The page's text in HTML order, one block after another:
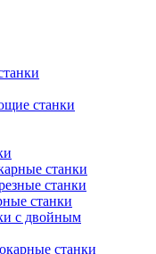
станки
станки
станки
станки
с двойным
станки